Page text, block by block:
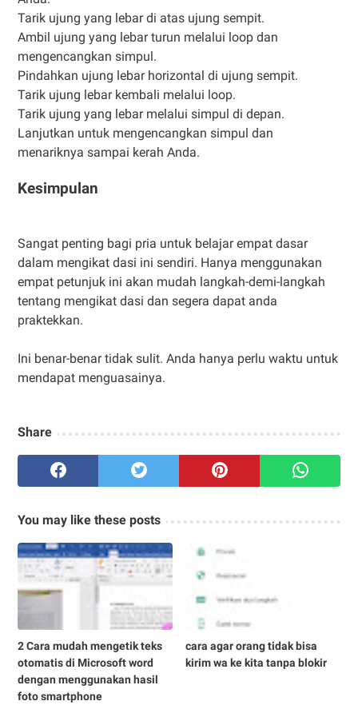
Tarik ujung yang lebar di atas ujung sempit.
Ambil ujung yang lebar turun melalui loop dan
mengencangkan simpul.
Pindahkan ujung lebar horizontal di ujung sempit.
Tarik ujung lebar kembali melalui loop.
Tarik ujung yang lebar melalui simpul di depan.
Lanjutkan untuk mengencangkan simpul dan
menariknya sampai kerah Anda.
Kesimpulan
Sangat penting bagi pria untuk belajar empat dasar
dalam mengikat dasi ini sendiri. Hanya menggunakan
empat petunjuk ini akan mudah langkah-demi-langkah
tentang mengikat dasi dan segera dapat anda
praktekkan.
Ini benar-benar tidak sulit. Anda hanya perlu waktu untuk
mendapat menguasainya.
Share
You may like these posts
2 Cara mudah mengetik teks
otomatis di Microsoft word
dengan menggunakan hasil
foto smartphone
cara agar orang tidak bisa
kirim wa ke kita tanpa blokir